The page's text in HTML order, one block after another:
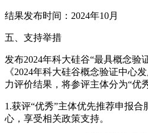
结果发布时间：2024年10月
五、支持举措
发布2024年科大硅谷“最具概念验
《2024年科大硅谷概念验证中心
力评价结果，将参评主体分为“优
1.获评“优秀”主体优先推荐申报
心，享受相关政策支持。